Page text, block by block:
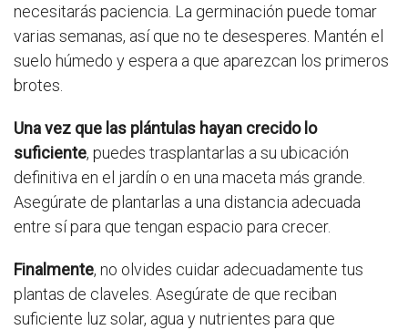
necesitarás paciencia. La germinación puede tomar
varias semanas, así que no te desesperes. Mantén el
suelo húmedo y espera a que aparezcan los primeros
brotes.
Una vez que las plántulas hayan crecido lo
suficiente, puedes trasplantarlas a su ubicación
definitiva en el jardín o en una maceta más grande.
Asegúrate de plantarlas a una distancia adecuada
entre sí para que tengan espacio para crecer.
Finalmente, no olvides cuidar adecuadamente tus
plantas de claveles. Asegúrate de que reciban
suficiente luz solar, agua y nutrientes para que